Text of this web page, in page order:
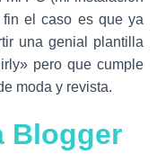
G
A
C
I
fin el caso es que ya
una genial plantilla
pero que cumple
moda y revista.
Blogger